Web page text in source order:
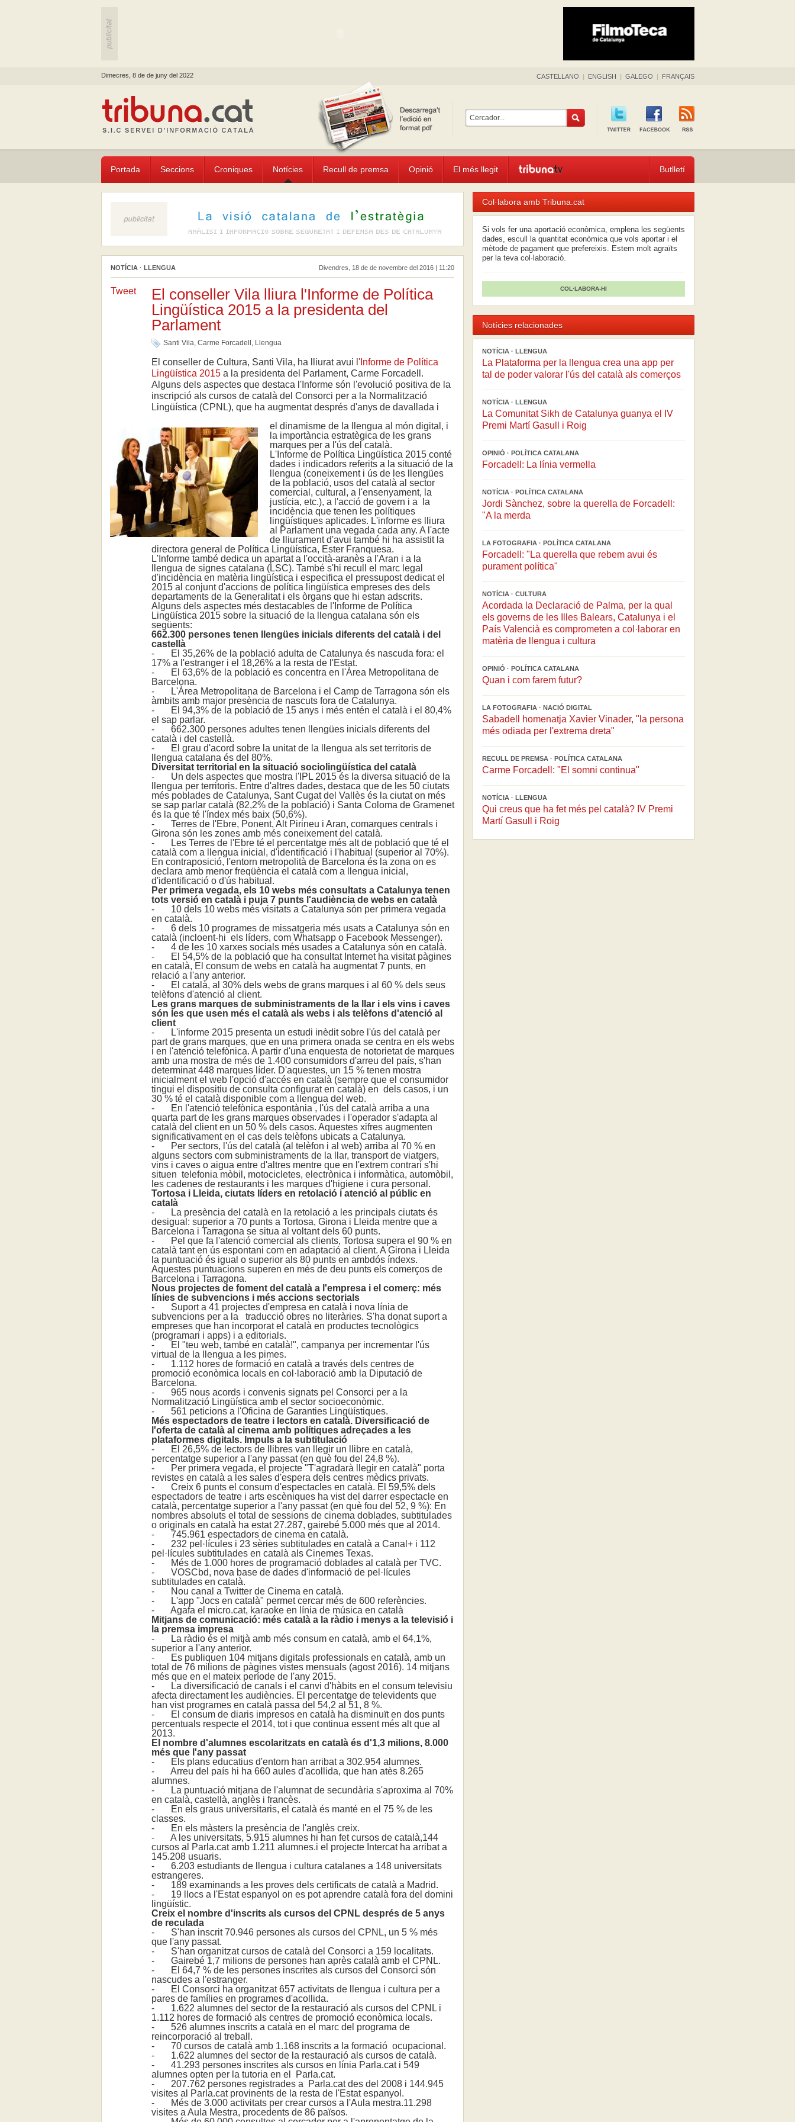
Dimecres, 8 de de juny del 2022 CASTELLANO | ENGLISH | GALEGO | FRANÇAIS
Portada Seccions Croniques Notícies Recull de premsa Opinió El més llegit Butlletí
Divendres, 18 de de novembre del 2016 | 11:20
NOTÍCIA · LLENGUA
Tweet
El conseller Vila lliura l'Informe de Política
Lingüística 2015 a la presidenta del
Parlament
Santi Vila, Carme Forcadell , Llengua
El conseller de Cultura, Santi Vila, ha lliurat avui l 'Informe de Política
Lingüística 2015a la presidenta del Parlament, Carme Forcadell.
Alguns dels aspectes que destaca l'Informe són l'evolució positiva de la
inscripció als cursos de català del Consorci per a la Normalització
Lingüística (CPNL), que ha augmentat després d'anys de davallada i
el dinamisme de la llengua al món digital, i
la importància estratègica de les grans
marques per a l'ús del català.
L'Informe de Política Lingüística 2015 conté
dades i indicadors referits a la situació de la
llengua (coneixement i ús de les llengües
de la població, usos del català al sector
comercial, cultural, a l'ensenyament, la
justícia, etc.), a l'acció de govern i a la
incidència que tenen les polítiques
lingüístiques aplicades. L'informe es lliura
al Parlament una vegada cada any. A l'acte
de lliurament d'avui també hi ha assistit la
directora general de Política Lingüística, Ester Franquesa.
L'Informe també dedica un apartat a l'occità-aranès a l'Aran i a la
llengua de signes catalana (LSC). També s'hi recull el marc legal
d'incidència en matèria lingüística i especifica el pressupost dedicat el
2015 al conjunt d'accions de política lingüística empreses des dels
departaments de la Generalitat i els òrgans que hi estan adscrits.
Alguns dels aspectes més destacables de l'Informe de Política
Lingüística 2015 sobre la situació de la llengua catalana són els
següents:
662.300 persones tenen llengües inicials diferents del català i del
castellà
- El 35,26% de la població adulta de Catalunya és nascuda fora: el
17% a l'estranger i el 18,26% a la resta de l'Estat.
- El 63,6% de la població es concentra en l'Àrea Metropolitana de
Barcelona.
- L'Àrea Metropolitana de Barcelona i el Camp de Tarragona són els
àmbits amb major presència de nascuts fora de Catalunya.
- El 94,3% de la població de 15 anys i més entén el català i el 80,4%
el sap parlar.
- 662.300 persones adultes tenen llengües inicials diferents del
català i del castellà.
- El grau d'acord sobre la unitat de la llengua als set territoris de
llengua catalana és del 80%.
Diversitat territorial en la situació sociolingüística del català
- Un dels aspectes que mostra l'IPL 2015 és la diversa situació de la
llengua per territoris. Entre d'altres dades, destaca que de les 50 ciutats
més poblades de Catalunya, Sant Cugat del Vallès és la ciutat on més
se sap parlar català (82,2% de la població) i Santa Coloma de Gramenet
és la que té l'índex més baix (50,6%).
- Terres de l'Ebre, Ponent, Alt Pirineu i Aran, comarques centrals i
Girona són les zones amb més coneixement del català.
- Les Terres de l'Ebre té el percentatge més alt de població que té el
català com a llengua inicial, d'identificació i l'habitual (superior al 70%).
En contraposició, l'entorn metropolità de Barcelona és la zona on es
declara amb menor freqüència el català com a llengua inicial,
d'identificació o d'ús habitual.
Per primera vegada, els 10 webs més consultats a Catalunya tenen
tots versió en català i puja 7 punts l'audiència de webs en català
- 10 dels 10 webs més visitats a Catalunya són per primera vegada
en català.
- 6 dels 10 programes de missatgeria més usats a Catalunya són en
català (incloent-hi els líders, com Whatsapp o Facebook Messenger).
- 4 de les 10 xarxes socials més usades a Catalunya són en català.
- El 54,5% de la població que ha consultat Internet ha visitat pàgines
en català, El consum de webs en català ha augmentat 7 punts, en
relació a l'any anterior.
- El català, al 30% dels webs de grans marques i al 60 % dels seus
telèfons d'atenció al client.
Les grans marques de subministraments de la llar i els vins i caves
són les que usen més el català als webs i als telèfons d'atenció al
client
- L'informe 2015 presenta un estudi inèdit sobre l'ús del català per
part de grans marques, que en una primera onada se centra en els webs
i en l'atenció telefònica. A partir d'una enquesta de notorietat de marques
amb una mostra de més de 1.400 consumidors d'arreu del país, s'han
determinat 448 marques líder. D'aquestes, un 15 % tenen mostra
inicialment el web l'opció d'accés en català (sempre que el consumidor
tingui el dispositiu de consulta configurat en català) en dels casos, i un
30 % té el català disponible com a llengua del web.
- En l'atenció telefònica espontània , l'ús del català arriba a una
quarta part de les grans marques observades i l'operador s'adapta al
català del client en un 50 % dels casos. Aquestes xifres augmenten
significativament en el cas dels telèfons ubicats a Catalunya.
- Per sectors, l'ús del català (al telèfon i al web) arriba al 70 % en
alguns sectors com subministraments de la llar, transport de viatgers,
vins i caves o aigua entre d'altres mentre que en l'extrem contrari s'hi
situen telefonia mòbil, motocicletes, electrònica i informàtica, automòbil,
les cadenes de restaurants i les marques d'higiene i cura personal.
Tortosa i Lleida, ciutats líders en retolació i atenció al públic en
català
- La presència del català en la retolació a les principals ciutats és
desigual: superior a 70 punts a Tortosa, Girona i Lleida mentre que a
Barcelona i Tarragona se situa al voltant dels 60 punts.
- Pel que fa l'atenció comercial als clients, Tortosa supera el 90 % en
català tant en ús espontani com en adaptació al client. A Girona i Lleida
la puntuació és igual o superior als 80 punts en ambdós índexs.
Aquestes puntuacions superen en més de deu punts els comerços de
Barcelona i Tarragona.
Nous projectes de foment del català a l'empresa i el comerç: més
línies de subvencions i més accions sectorials
- Suport a 41 projectes d'empresa en català i nova línia de
subvencions per a la traducció obres no literàries. S'ha donat suport a
empreses que han incorporat el català en productes tecnològics
(programari i apps) i a editorials.
- El "teu web, també en català!", campanya per incrementar l'ús
virtual de la llengua a les pimes.
- 1.112 hores de formació en català a través dels centres de
promoció econòmica locals en col·laboració amb la Diputació de
Barcelona.
- 965 nous acords i convenis signats pel Consorci per a la
Normalització Lingüística amb el sector socioeconòmic.
- 561 peticions a l'Oficina de Garanties Lingüístiques.
Més espectadors de teatre i lectors en català. Diversificació de
l'oferta de català al cinema amb polítiques adreçades a les
plataformes digitals. Impuls a la subtitulació
- El 26,5% de lectors de llibres van llegir un llibre en català,
percentatge superior a l'any passat (en què fou del 24,8 %).
- Per primera vegada, el projecte "T'agradarà llegir en català" porta
revistes en català a les sales d'espera dels centres mèdics privats.
- Creix 6 punts el consum d'espectacles en català. El 59,5% dels
espectadors de teatre i arts escèniques ha vist del darrer espectacle en
català, percentatge superior a l'any passat (en què fou del 52, 9 %): En
nombres absoluts el total de sessions de cinema doblades, subtitulades
o originals en català ha estat 27.287, gairebé 5.000 més que al 2014.
- 745.961 espectadors de cinema en català.
- 232 pel·lícules i 23 sèries subtitulades en català a Canal+ i 112
pel·lícules subtitulades en català als Cinemes Texas.
- Més de 1.000 hores de programació doblades al català per TVC.
- VOSCbd, nova base de dades d'informació de pel·lícules
subtitulades en català.
- Nou canal a Twitter de Cinema en català.
- L'app "Jocs en català" permet cercar més de 600 referències.
- Agafa el micro.cat, karaoke en línia de música en català
Mitjans de comunicació: més català a la ràdio i menys a la televisió i
la premsa impresa
- La ràdio és el mitjà amb més consum en català, amb el 64,1%,
superior a l'any anterior.
- Es publiquen 104 mitjans digitals professionals en català, amb un
total de 76 milions de pàgines vistes mensuals (agost 2016). 14 mitjans
més que en el mateix període de l'any 2015.
- La diversificació de canals i el canvi d'hàbits en el consum televisiu
afecta directament les audiències. El percentatge de televidents que
han vist programes en català passa del 54,2 al 51, 8 %.
- El consum de diaris impresos en català ha disminuït en dos punts
percentuals respecte el 2014, tot i que continua essent més alt que al
2013.
El nombre d'alumnes escolaritzats en català és d'1,3 milions, 8.000
més que l'any passat
- Els plans educatius d'entorn han arribat a 302.954 alumnes.
- Arreu del país hi ha 660 aules d'acollida, que han atès 8.265
alumnes.
- La puntuació mitjana de l'alumnat de secundària s'aproxima al 70%
en català, castellà, anglès i francès.
- En els graus universitaris, el català és manté en el 75 % de les
classes.
- En els màsters la presència de l'anglès creix.
- A les universitats, 5.915 alumnes hi han fet cursos de català,144
cursos al Parla.cat amb 1.211 alumnes.i el projecte Intercat ha arribat a
145.208 usuaris.
- 6.203 estudiants de llengua i cultura catalanes a 148 universitats
estrangeres.
- 189 examinands a les proves dels certificats de català a Madrid.
- 19 llocs a l'Estat espanyol on es pot aprendre català fora del domini
lingüístic.
Creix el nombre d'inscrits als cursos del CPNL després de 5 anys
de reculada
- S'han inscrit 70.946 persones als cursos del CPNL, un 5 % més
que l'any passat.
- S'han organitzat cursos de català del Consorci a 159 localitats.
- Gairebé 1,7 milions de persones han après català amb el CPNL.
- El 64,7 % de les persones inscrites als cursos del Consorci són
nascudes a l'estranger.
- El Consorci ha organitzat 657 activitats de llengua i cultura per a
pares de famílies en programes d'acollida.
- 1.622 alumnes del sector de la restauració als cursos del CPNL i
1.112 hores de formació als centres de promoció econòmica locals.
- 526 alumnes inscrits a català en el marc del programa de
reincorporació al treball.
- 70 cursos de català amb 1.168 inscrits a la formació ocupacional.
- 1.622 alumnes del sector de la restauració als cursos de català.
- 41.293 persones inscrites als cursos en línia Parla.cat i 549
alumnes opten per la tutoria en el Parla.cat.
- 207.762 persones registrades a Parla.cat des del 2008 i 144.945
visites al Parla.cat provinents de la resta de l'Estat espanyol.
- Més de 3.000 activitats per crear cursos a l'Aula mestra.11.298
visites a Aula Mestra, procedents de 86 països.
Col·labora amb Tribuna.cat
Si vols fer una aportació econòmica, emplena les següents
dades, escull la quantitat econòmica que vols aportar i el
mètode de pagament que prefereixis. Estem molt agraïts
per la teva col·laboració.
COL·LABORA-HI
Notícies relacionades
NOTÍCIA · LLENGUA
La Plataforma per la llengua crea una app per
tal de poder valorar l'ús del català als comerços
NOTÍCIA · LLENGUA
La Comunitat Sikh de Catalunya guanya el IV
Premi Martí Gasull i Roig
OPINIÓ · POLÍTICA CATALANA
Forcadell: La línia vermella
NOTÍCIA · POLÍTICA CATALANA
Jordi Sànchez, sobre la querella de Forcadell:
"A la merda
LA FOTOGRAFIA · POLÍTICA CATALANA
Forcadell: "La querella que rebem avui és
purament política"
NOTÍCIA · CULTURA
Acordada la Declaració de Palma, per la qual
els governs de les Illes Balears, Catalunya i el
País Valencià es comprometen a col·laborar en
matèria de llengua i cultura
OPINIÓ · POLÍTICA CATALANA
Quan i com farem futur?
LA FOTOGRAFIA · NACIÓ DIGITAL
Sabadell homenatja Xavier Vinader, "la persona
més odiada per l'extrema dreta"
RECULL DE PREMSA · POLÍTICA CATALANA
Carme Forcadell: "El somni continua"
NOTÍCIA · LLENGUA
Qui creus que ha fet més pel català? IV Premi
Martí Gasull i Roig